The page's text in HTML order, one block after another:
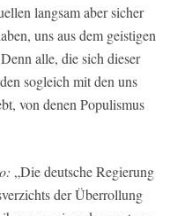
langsam aber sicher
uns aus dem geistigen
alle, die sich dieser
sogleich mit den uns
von denen Populismus
„Die deutsche Regierung
der Überrollung